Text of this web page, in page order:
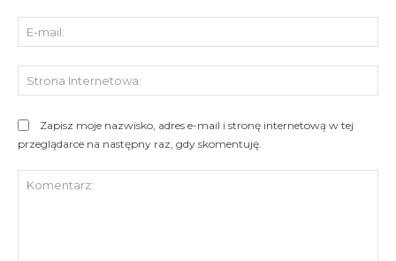
Zapisz moje nazwisko, adres e-mail i stronę internetową w tej
przeglądarce na następny raz, gdy skomentuję.